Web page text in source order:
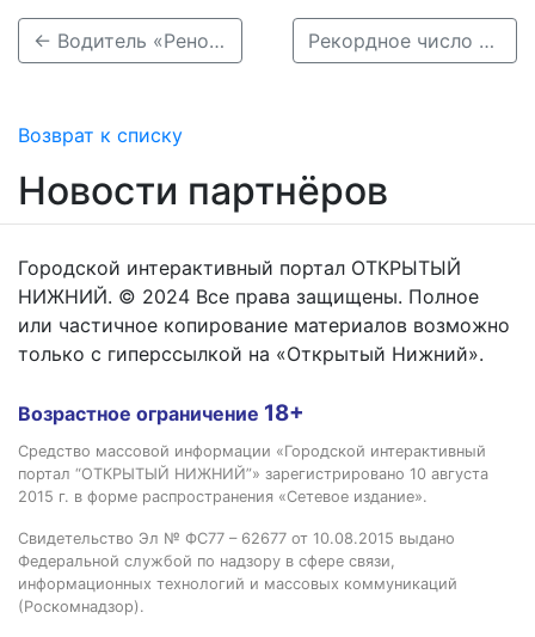
← Водитель «Рено» погиб, протаранив отбойник на трассе Нижний Новгород–Саратов Рекордное число ДТП с лосями произошло в Нижегородской области →
Возврат к списку
Новости партнёров
Городской интерактивный портал ОТКРЫТЫЙ
НИЖНИЙ. © 2024 Все права защищены. Полное
или частичное копирование материалов возможно
только с гиперссылкой на «Открытый Нижний».
Возрастное ограничение 18+
Средство массовой информации «Городской интерактивный
портал “ОТКРЫТЫЙ НИЖНИЙ”» зарегистрировано 10 августа
2015 г. в форме распространения «Сетевое издание».
Свидетельство Эл № ФС77 – 62677 от 10.08.2015 выдано
Федеральной службой по надзору в сфере связи,
информационных технологий и массовых коммуникаций
(Роскомнадзор).